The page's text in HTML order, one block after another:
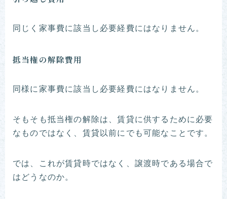
同じく家事費に該当し必要経費にはなりません。
抵当権の解除費用
同様に家事費に該当し必要経費にはなりません。
そもそも抵当権の解除は、賃貸に供するために必要
なものではなく、賃貸以前にでも可能なことです。
では、これが賃貸時ではなく、譲渡時である場合で
はどうなのか。